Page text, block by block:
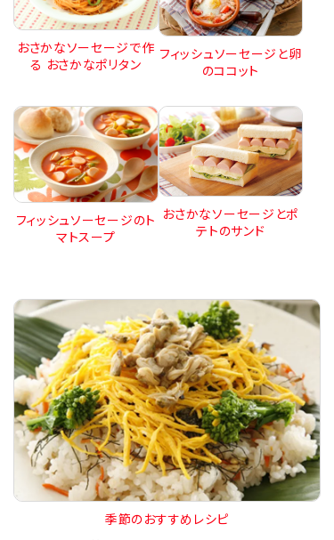
おさかなソーセージで作
る おさかなポリタン
フィッシュソーセージと卵
のココット
フィッシュソーセージのト
マトスープ
おさかなソーセージとポ
テトのサンド
季節のおすすめレシピ